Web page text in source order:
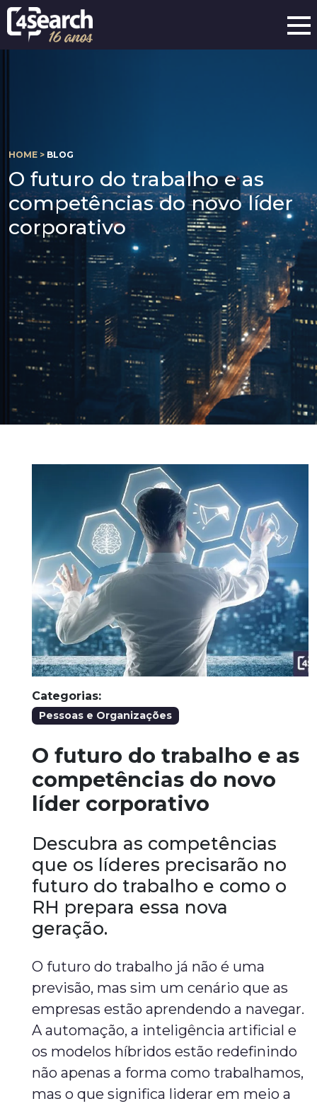
HOME > BLOG
O futuro do trabalho e as
competências do novo líder
corporativo
Categorias:
Pessoas e Organizações
O futuro do trabalho e as
competências do novo
líder corporativo
Descubra as competências
que os líderes precisarão no
futuro do trabalho e como o
RH prepara essa nova
geração.
O futuro do trabalho já não é uma
previsão, mas sim um cenário que as
empresas estão aprendendo a navegar.
A automação, a inteligência artificial e
os modelos híbridos estão redefinindo
não apenas a forma como trabalhamos,
mas o que significa liderar em meio a